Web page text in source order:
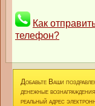
Как
телефон?
Добавьте Ваши
денежные
реальный адрес